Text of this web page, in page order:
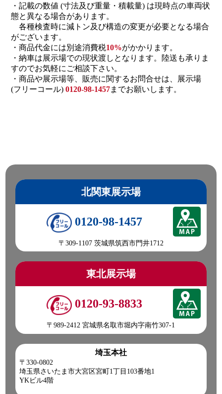
・記載の数値 (寸法及び重量・積載量) は現時点の車両状
態と異なる場合があります。
各種検査時に減トン及び構造の変更が必要となる場合
がございます。
・商品代金には別途消費税10%がかかります。
・納車は展示場での現状渡しとなります。陸送も承りま
すのでお気軽にご相談下さい。
・商品や展示場等、販売に関するお問合せは、展示場
(フリーコール) 0120-98-1457までお願いします。
北関東展示場
0120-98-1457
〒309-1107 茨城県筑西市門井1712
東北展示場
0120-93-8833
〒989-2412 宮城県名取市堀内字南竹307-1
埼玉本社
〒330-0802
埼玉県さいたま市大宮区宮町1丁目103番地1
YKビル4階